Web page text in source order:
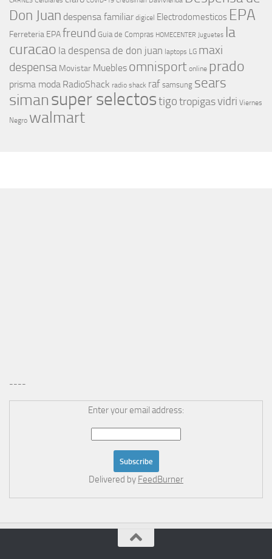
Don Juan despensa familiar digicel Electrodomesticos EPA
Ferreteria EPAfreund Guia de Compras HOMECENTER Juguetes la
curacao la despensa de don juan laptops LG maxi
despensa Movistar Muebles omnisport online prado
prisma moda RadioShack radio shack raf samsung sears
simansuper selectostigotropigasvidri Viernes
Negro walmart
----
Enter your email address:
Delivered by FeedBurner